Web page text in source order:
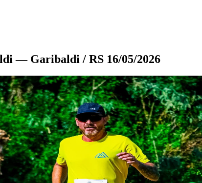
— Garibaldi / RS 16/05/2026